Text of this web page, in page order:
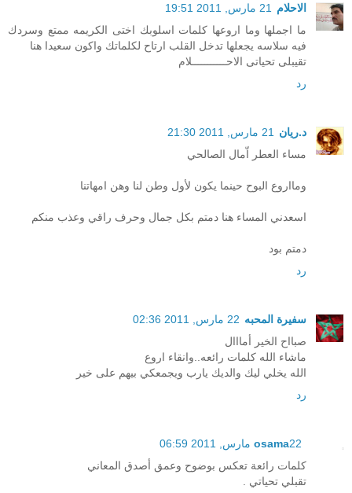
الاحلام
21 مارس, 2011 19:51
ما اجملها وما اروعها كلمات اسلوبك اختى الكريمه ممتع وسردك
فيه سلاسه يجعلها تدخل القلب ارتاح لكلماتك واكون سعيدا هنا
تقيبلى تحياتى الاحـــــــــــلام
رد
د.ريان
21 مارس, 2011 21:30
مساء العطر اّمال الصالحي
ومااروع البوح حينما يكون لأول وطن لنا وهن امهاتنا
اسعدني المساء هنا دمتم بكل جمال وحرف راقي وعذب منكم
دمتم بود
رد
سفيرة المحبه 22 مارس, 2011 02:36
صبااح الخير أمااال
ماشاء الله كلمات رائعه..وانقاء اروع
الله يخلي ليك والديك يارب ويجمعكي بيهم على خير
رد
osama22 مارس, 2011 06:59
كلمات رائعة تعكس بوضوح وعمق أصدق المعاني
تقبلي تحياتي .